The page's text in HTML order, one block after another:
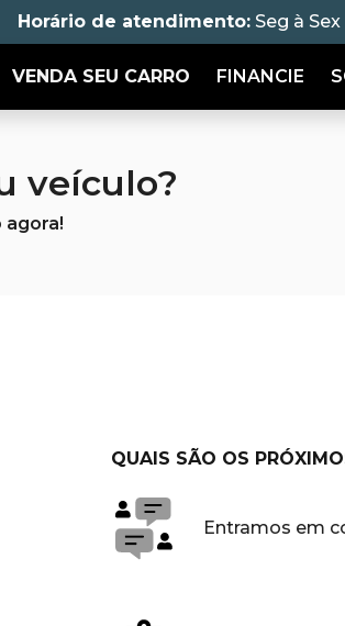
Horário de atendimento: Seg à
VENDA SEU CARRO FINANCIE
veículo?
agora!
QUAIS SÃO OS
Entramos em